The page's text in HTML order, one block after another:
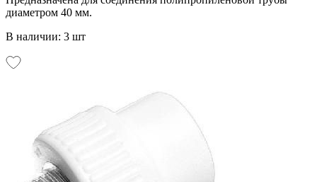
диаметром 40 мм.
В наличии: 3 шт